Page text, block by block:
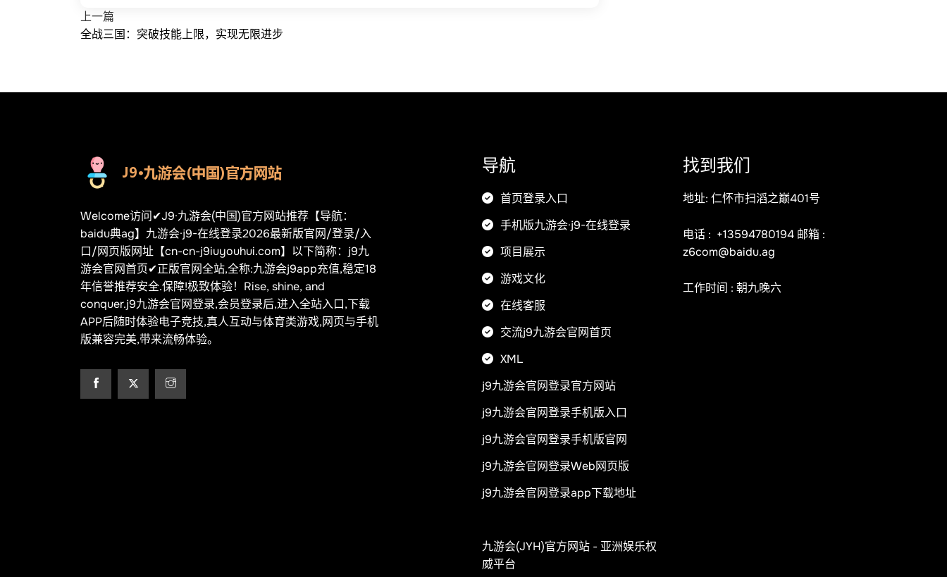
上一篇
全战三国：突破技能上限，实现无限进步
Welcome访问✔J9·九游会(中国)官方网站推荐【导航：
baidu典ag】九游会·j9-在线登录2026最新版官网/登录/入
口/网页版网址【cn-cn-j9iuyouhui.com】以下简称：j9九
游会官网首页✔正版官网全站,全称:九游会j9app充值,稳定18
年信誉推荐安全.保障!极致体验！Rise, shine, and
conquer.j9九游会官网登录,会员登录后,进入全站入口,下载
APP后随时体验电子竞技,真人互动与体育类游戏,网页与手机
版兼容完美,带来流畅体验。
导航
首页登录入口
手机版九游会·j9-在线登录
项目展示
游戏文化
在线客服
交流j9九游会官网首页
XML
j9九游会官网登录官方网站
j9九游会官网登录手机版入口
j9九游会官网登录手机版官网
j9九游会官网登录Web网页版
j9九游会官网登录app下载地址
九游会(JYH)官方网站 - 亚洲娱乐权
威平台
找到我们
地址: 仁怀市扫滔之巅401号
电话 : +13594780194 邮箱 :
z6com@baidu.ag
工作时间 : 朝九晚六